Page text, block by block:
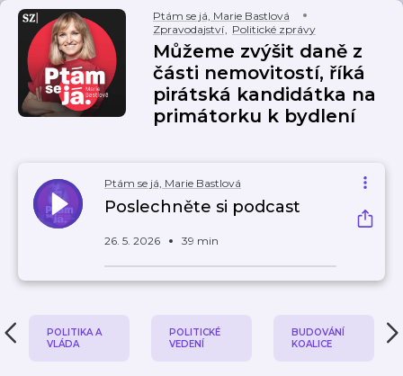
Ptám se já, Marie Bastlová
Zpravodajství, Politické zprávy
Můžeme zvýšit daně z
části nemovitostí, říká
pirátská kandidátka na
primátorku k bydlení
Ptám se já, Marie Bastlová
Poslechněte si podcast
26. 5. 2026 39 min
POLITIKA A
VLÁDA
POLITICKÉ
VEDENÍ
BUDOVÁNÍ
KOALICE